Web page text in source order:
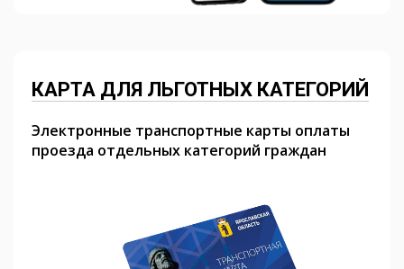
КАРТА ДЛЯ ЛЬГОТНЫХ КАТЕГОРИЙ
Электронные транспортные карты оплаты
проезда отдельных категорий граждан